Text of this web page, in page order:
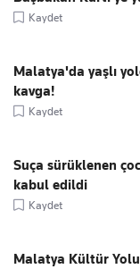
Kaydet
Malatya'da yaşlı
kavga!
Kaydet
Suça sürüklenen
kabul edildi
Kaydet
Malatya Kültür